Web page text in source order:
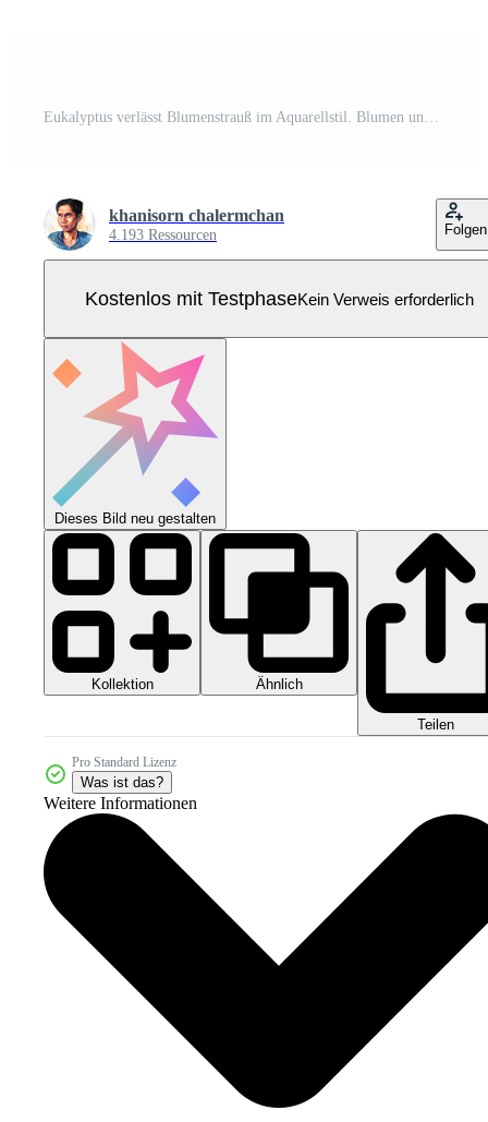
Eukalyptus verlässt Blumenstrauß im Aquarellstil. Blumen und Blätter Pro Vektor
khanisorn chalermchan
4.193 Ressourcen Folgen
Kostenlos mit TestphaseKein Verweis erforderlich
Dieses Bild neu gestalten
Kollektion Ähnlich
Teilen
Pro Standard Lizenz
Was ist das?
Weitere Informationen